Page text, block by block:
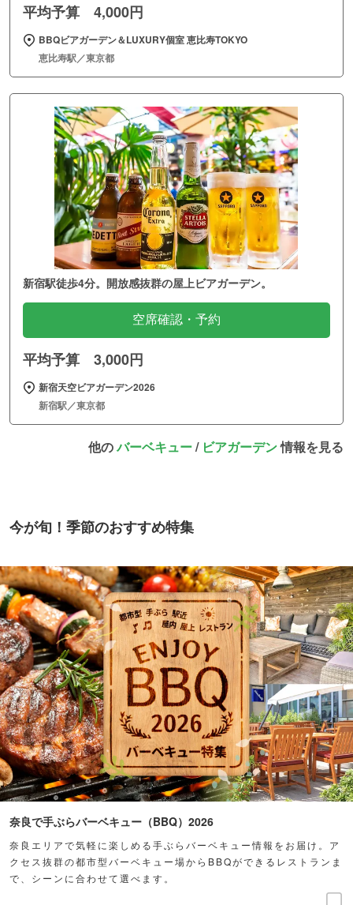
平均予算 4,000円
BBQビアガーデン＆LUXURY個室 恵比寿TOKYO
恵比寿駅／東京都
新宿駅徒歩4分。開放感抜群の屋上ビアガーデン。
空席確認・予約
平均予算 3,000円
新宿天空ビアガーデン2026
新宿駅／東京都
他のバーベキュー/ ビアガーデン情報を見る
今が旬！季節のおすすめ特集
奈良で手ぶらバーベキュー（BBQ）2026
奈良エリアで気軽に楽しめる手ぶらバーベキュー情報をお届け。ア
クセス抜群の都市型バーベキュー場からBBQができるレストランま
で、シーンに合わせて選べます。